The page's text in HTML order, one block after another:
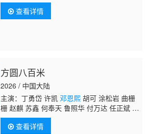
查看详情
方圆八百米
2026 / 中国大陆
主演：丁勇岱 许凯 邓恩熙胡可 涂松岩 曲栅
栅 赵麒 苏鑫 何奉天 鲁照华 付万达 任正斌 骆
达华 张潮 王若衫 王沛禄 赵千紫 王汀
查看详情